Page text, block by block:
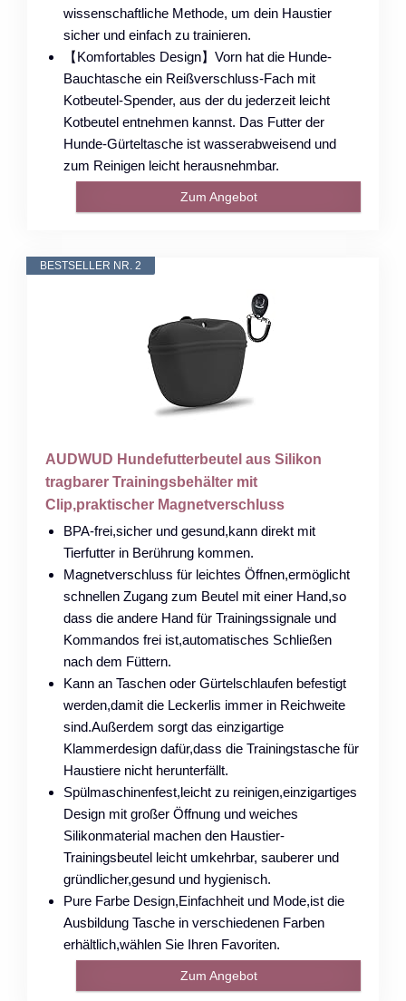
wissenschaftliche Methode, um dein Haustier
sicher und einfach zu trainieren.
【Komfortables Design】Vorn hat die Hunde-
Bauchtasche ein Reißverschluss-Fach mit
Kotbeutel-Spender, aus der du jederzeit leicht
Kotbeutel entnehmen kannst. Das Futter der
Hunde-Gürteltasche ist wasserabweisend und
zum Reinigen leicht herausnehmbar.
Zum Angebot
BESTSELLER NR. 2
AUDWUD Hundefutterbeutel aus Silikon
tragbarer Trainingsbehälter mit
Clip,praktischer Magnetverschluss
BPA-frei,sicher und gesund,kann direkt mit
Tierfutter in Berührung kommen.
Magnetverschluss für leichtes Öffnen,ermöglicht
schnellen Zugang zum Beutel mit einer Hand,so
dass die andere Hand für Trainingssignale und
Kommandos frei ist,automatisches Schließen
nach dem Füttern.
Kann an Taschen oder Gürtelschlaufen befestigt
werden,damit die Leckerlis immer in Reichweite
sind.Außerdem sorgt das einzigartige
Klammerdesign dafür,dass die Trainingstasche für
Haustiere nicht herunterfällt.
Spülmaschinenfest,leicht zu reinigen,einzigartiges
Design mit großer Öffnung und weiches
Silikonmaterial machen den Haustier-
Trainingsbeutel leicht umkehrbar, sauberer und
gründlicher,gesund und hygienisch.
Pure Farbe Design,Einfachheit und Mode,ist die
Ausbildung Tasche in verschiedenen Farben
erhältlich,wählen Sie Ihren Favoriten.
Zum Angebot